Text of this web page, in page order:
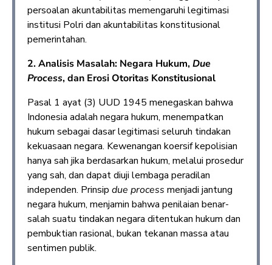
persoalan akuntabilitas memengaruhi legitimasi
institusi Polri dan akuntabilitas konstitusional
pemerintahan.
2. Analisis Masalah: Negara Hukum,Due
Process, dan Erosi Otoritas Konstitusional
Pasal 1 ayat (3) UUD 1945 menegaskan bahwa
Indonesia adalah negara hukum, menempatkan
hukum sebagai dasar legitimasi seluruh tindakan
kekuasaan negara. Kewenangan koersif kepolisian
hanya sah jika berdasarkan hukum, melalui prosedur
yang sah, dan dapat diuji lembaga peradilan
independen. Prinsip due process menjadi jantung
negara hukum, menjamin bahwa penilaian benar-
salah suatu tindakan negara ditentukan hukum dan
pembuktian rasional, bukan tekanan massa atau
sentimen publik.